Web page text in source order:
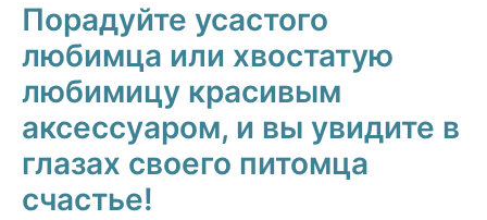
Порадуйте усастого
любимца или хвостатую
любимицу красивым
аксессуаром, и вы увидите в
глазах своего питомца
счастье!